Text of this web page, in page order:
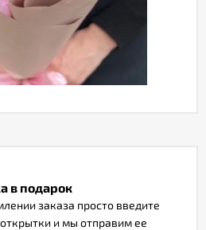
в подарок
заказа просто введите
и мы отправим ее